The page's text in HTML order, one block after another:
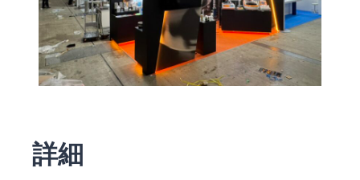
詳細